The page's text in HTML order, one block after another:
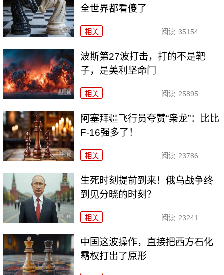
全世界都看傻了
相关 阅读 35154
波斯第27波打击，打的不是靶
子，是美利坚命门
相关 阅读 25895
阿塞拜疆飞行员夸赞“枭龙”：比比
F-16强多了！
相关 阅读 23786
生死时刻提前到来！俄乌战争终
到见分晓的时刻？
相关 阅读 23241
中国这波操作，直接把西方石化
霸权打出了原形